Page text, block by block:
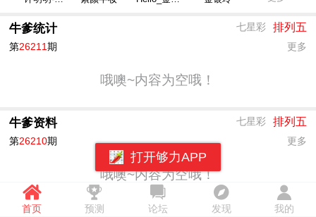
牛爹统计 七星彩 排列五
第26211期 更多
哦噢~内容为空哦！
牛爹资料 七星彩 排列五
第26210期 更多
哦噢~内容为空哦！
首页 预测 论坛 发现 我的
打开够力APP